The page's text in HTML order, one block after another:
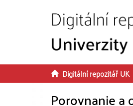
Digitální repozitář UK
Porovnanie a